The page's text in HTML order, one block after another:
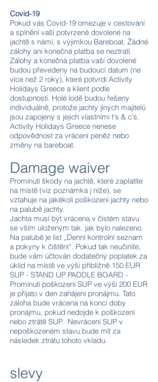
Covid-19
Pokud vás Covid-19 omezuje v cestování
a splnění vaší potvrzené dovolené na
jachtě s námi, s výjimkou Bareboat. Žádné
zálohy ani konečná platba se neztratí.
Zálohy a konečná platba vaší dovolené
budou převedeny na budoucí datum (ne
více než 2 roky), které potvrdí Activity
Holidays Greece a klient podle
dostupnosti. Holé lodě budou řešeny
individuálně, protože jachty jiných majitelů
jsou zapojeny s jejich vlastními t's & c's.
Activity Holidays Greece nenese
odpovědnost za vrácení peněz nebo
změny na bareboat.
Damage waiver
Prominutí škody na jachtě, které zaplatíte
na místě (viz poznámka j níže), se
vztahuje na jakékoli poškození jachty nebo
na palubě jachty.
​Jachta musí být vrácena v čistém stavu
se vším uloženým tak, jak bylo nalezeno.
Na palubě je list „Denní kontrolní seznam
a pokyny k čištění“. Pokud tak neučiníte,
bude vám účtován dodatečný poplatek za
úklid na místě ve výši přibližně 150 EUR.
SUP - STAND UP PADDLE BOARD -
Prominutí poškození SUP ve výši 200 EUR
je přijato v den zahájení pronájmu. Tato
záloha bude vrácena na konci doby
pronájmu, pokud nedojde k poškození
nebo ztrátě SUP. Nevrácení SUP v
nepoškozeném stavu bude mít za
následek ztrátu tohoto vkladu.
slevy